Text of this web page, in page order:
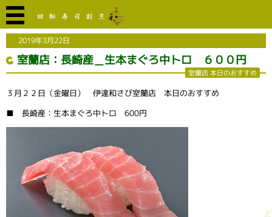
2019年3月22日
室蘭店：長崎産＿生本まぐろ中トロ ６００円
室蘭店 本日のおすすめ
３月２２日（金曜日） 伊達和さび室蘭店 本日のおすすめ
■ 長崎産：生本まぐろ中トロ 600円